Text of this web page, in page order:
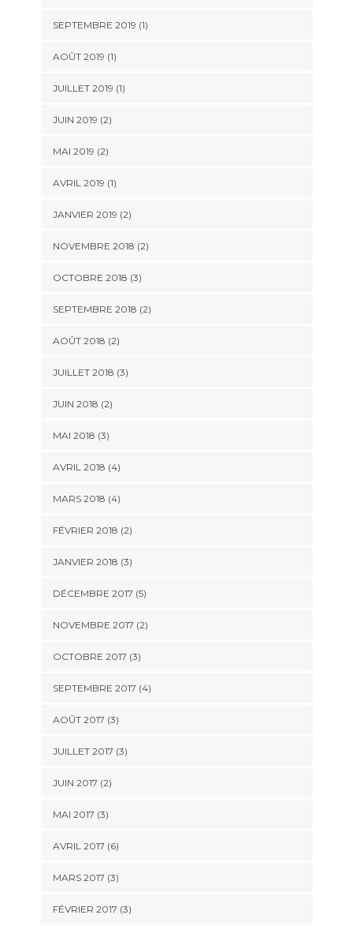
SEPTEMBRE 2019 (1)
AOÛT 2019 (1)
JUILLET 2019 (1)
JUIN 2019 (2)
MAI 2019 (2)
AVRIL 2019 (1)
JANVIER 2019 (2)
NOVEMBRE 2018 (2)
OCTOBRE 2018 (3)
SEPTEMBRE 2018 (2)
AOÛT 2018 (2)
JUILLET 2018 (3)
JUIN 2018 (2)
MAI 2018 (3)
AVRIL 2018 (4)
MARS 2018 (4)
FÉVRIER 2018 (2)
JANVIER 2018 (3)
DÉCEMBRE 2017 (5)
NOVEMBRE 2017 (2)
OCTOBRE 2017 (3)
SEPTEMBRE 2017 (4)
AOÛT 2017 (3)
JUILLET 2017 (3)
JUIN 2017 (2)
MAI 2017 (3)
AVRIL 2017 (6)
MARS 2017 (3)
FÉVRIER 2017 (3)